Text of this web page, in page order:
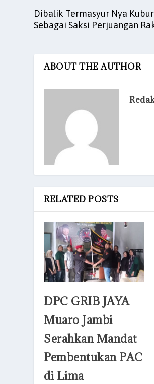
Dibalik Termasyur Nya
Sebagai Saksi Perjuangan
ABOUT THE AUTHOR
RELATED POSTS
DPC GRIB JAYA
Muaro Jambi
Serahkan Mandat
Pembentukan PAC
di Lima